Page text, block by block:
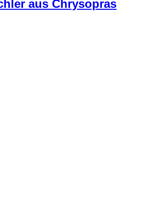
aus Chrysopras